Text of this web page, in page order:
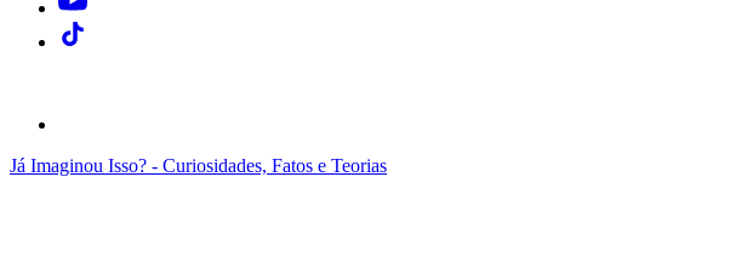
Já Imaginou Isso? - Curiosidades, Fatos e Teorias